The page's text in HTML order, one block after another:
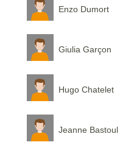
Enzo Dumort
Giulia Garçon
Hugo Chatelet
Jeanne Bastoul